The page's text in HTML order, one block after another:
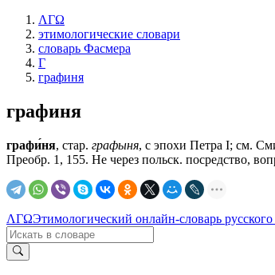
ΛΓΩ
этимологические словари
словарь Фасмера
Г
графиня
графиня
графи́ня, стар. графыня, с эпохи Петра I; см.
Преобр. 1, 155. Не через польск. посредство,
ΛΓΩЭтимологический онлайн-словарь